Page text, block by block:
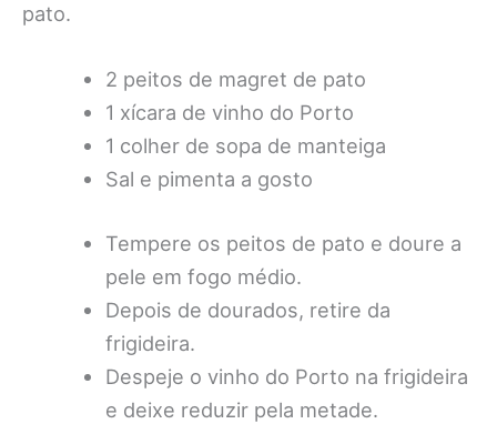
pato.
2 peitos de magret de pato
1 xícara de vinho do Porto
1 colher de sopa de manteiga
Sal e pimenta a gosto
Tempere os peitos de pato e doure a
pele em fogo médio.
Depois de dourados, retire da
frigideira.
Despeje o vinho do Porto na frigideira
e deixe reduzir pela metade.